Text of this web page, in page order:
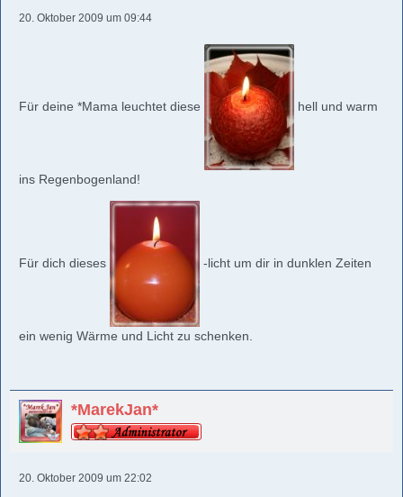
20. Oktober 2009 um 09:44
Für deine *Mama leuchtet diese hell und warm
ins Regenbogenland!
Für dich dieses -licht um dir in dunklen Zeiten
ein wenig Wärme und Licht zu schenken.
*MarekJan*
20. Oktober 2009 um 22:02